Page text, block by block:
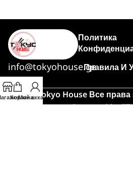
info@tokyohouse.ge
Политика
Правила И
© Tokyo House Все
Powered by
Корзина
Мой аккаунт